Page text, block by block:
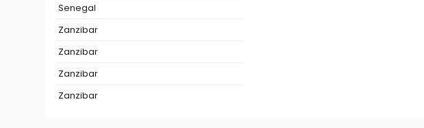
Senegal
Zanzibar
Zanzibar
Zanzibar
Zanzibar